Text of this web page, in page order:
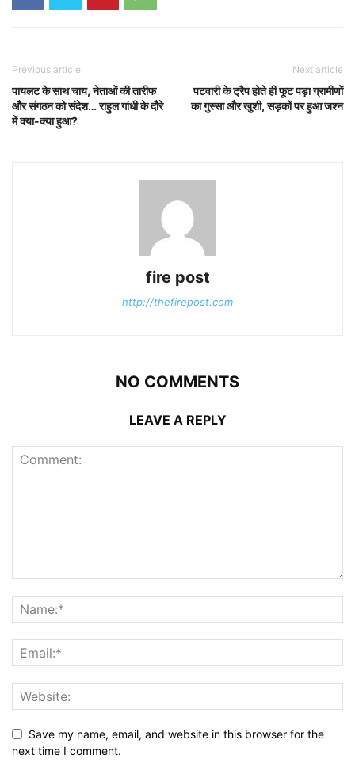
Previous article
पायलट के साथ चाय, नेताओं की तारीफ
और संगठन को संदेश… राहुल गांधी के दौरे
में क्या-क्या हुआ?
Next article
पटवारी के ट्रैप होते ही फूट पड़ा ग्रामीणों
का गुस्सा और खुशी, सड़कों पर हुआ जश्न
fire post
http://thefirepost.com
NO COMMENTS
LEAVE A REPLY
Save my name, email, and website in this browser for the
next time I comment.